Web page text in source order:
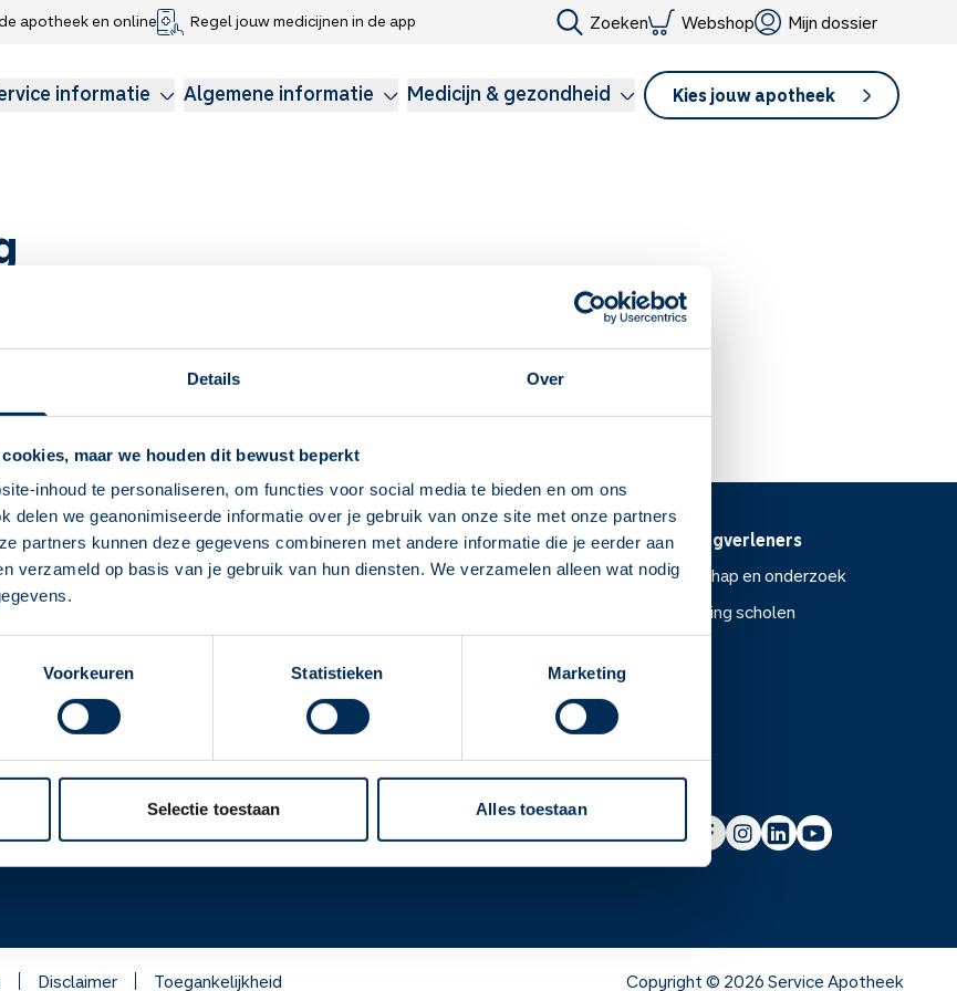
Details Over
maar we houden dit bewust beperkt
inhoud te personaliseren, om functies voor social media te bieden en om ons
delen we geanonimiseerde informatie over je gebruik van onze site met onze partners
partners kunnen deze gegevens combineren met andere informatie die je eerder aan
verzameld op basis van je gebruik van hun diensten. We verzamelen alleen wat nodig
Voorkeuren Statistieken Marketing
Selectie toestaan Alles toestaan
Deze Service Apotheek staat nu ingesteld als
jouw apotheek
Zo kan je makkelijk alle informatie vinden in het
apotheek en online Regel jouw medicijnen in de app Zoeken Webshop Mijn dossier
informatie Algemene informatie Medicijn & gezondheid Kies jouw apotheek
Webshop
delen
Klachtenregeling
Longzorg
volgroeid en daardoor gevoeliger dan de huid van een volwassene. De beschermende
vierde levensjaar volgroeid. Daarom is de babyhuid nog kwetsbaar. Bijna alle
Apotheek
en MVO
vragen
Werken bij
Werken bij het hoofdkantoor
Werken bij het hoofdkantoor
Vacatures
Voor zorgverleners
Wetenschap en onderzoek
Voorlichting scholen
Wetenschap en onderzoek
Voorlichting scholen
Disclaimer Toegankelijkheid Copyright © 2026Service Apotheek